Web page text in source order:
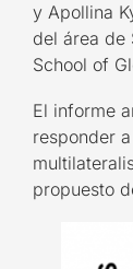
y Apollina
del área de
School of
El informe
responder
propuesto